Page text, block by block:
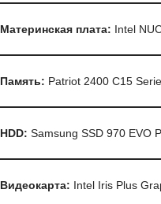
Материнская плата: Intel
Память: Patriot 2400 C15
HDD: Samsung SSD 970 EVO
Видеокарта: Intel Iris Plus